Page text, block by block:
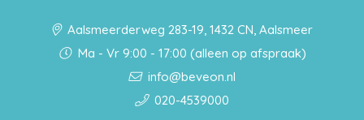
Aalsmeerderweg 283-19, 1432 CN, Aalsmeer
Ma - Vr 9:00 - 17:00 (alleen op afspraak)
info@beveon.nl
020-4539000